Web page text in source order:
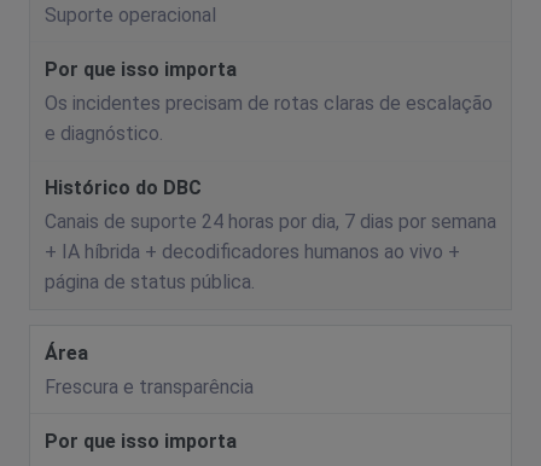
Suporte operacional
Os incidentes precisam de rotas claras de escalação
e diagnóstico.
Canais de suporte 24 horas por dia, 7 dias por semana
+ IA híbrida + decodificadores humanos ao vivo +
página de status pública.
Frescura e transparência